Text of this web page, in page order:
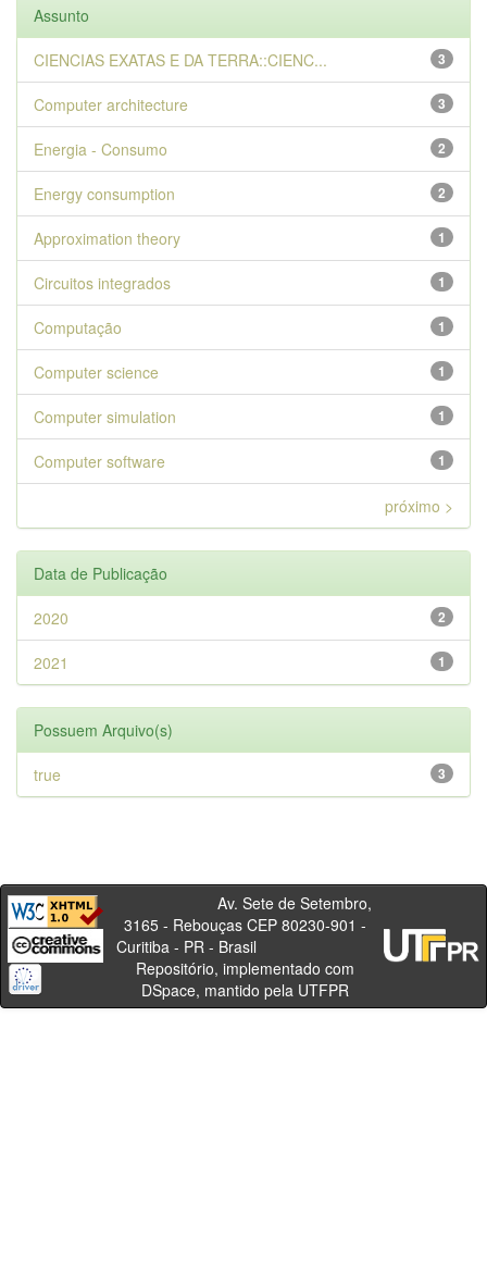
Assunto
3
CIENCIAS EXATAS E DA TERRA::CIENC...
3
Computer architecture
2
Energia - Consumo
2
Energy consumption
1
Approximation theory
1
Circuitos integrados
1
Computação
1
Computer science
1
Computer simulation
1
Computer software
próximo >
Data de Publicação
2
2020
1
2021
Possuem Arquivo(s)
3
true
Av. Sete de Setembro,
3165 - Rebouças CEP 80230-901 -
Curitiba - PR - Brasil
Repositório, implementado com
DSpace, mantido pela UTFPR